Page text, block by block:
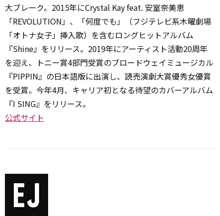
大ブレーク。2015年にCrystal Kay feat. 安室奈美恵
「REVOLUTION」、「何度でも」（フジテレビ系木曜劇場
「オトナ女子」挿入歌）を含むロングヒットアルバム
『Shine』をリリース。2019年にアーティスト活動20周年
を迎え、トニー賞4部門受賞のブロードウェイミュージカル
『PIPPIN』の日本語版に出演し、読売演劇大賞優秀女優賞
を受賞。今年4月、キャリア初となる待望のカバーアルバム
『I SING』をリリース。
公式サイト